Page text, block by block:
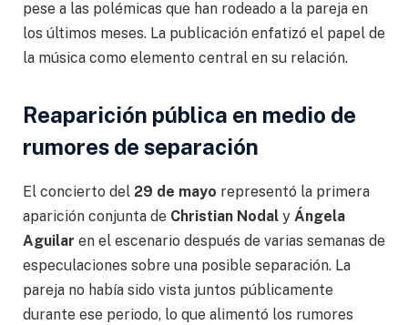
pese a las polémicas que han rodeado a la pareja en
los últimos meses. La publicación enfatizó el papel de
la música como elemento central en su relación.
Reaparición pública en medio de
rumores de separación
El concierto del 29 de mayo representó la primera
aparición conjunta de Christian Nodal y Ángela
Aguilar en el escenario después de varias semanas de
especulaciones sobre una posible separación. La
pareja no había sido vista juntos públicamente
durante ese periodo, lo que alimentó los rumores